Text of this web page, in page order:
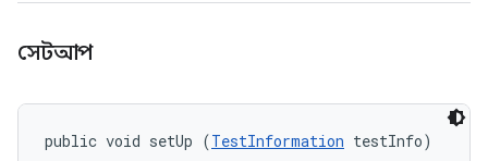
সেটআপ
public void setUp (TestInformation testInfo)